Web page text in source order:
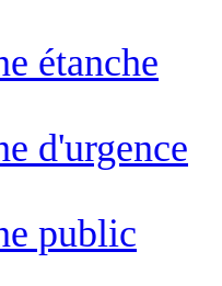
étanche
d'urgence
public